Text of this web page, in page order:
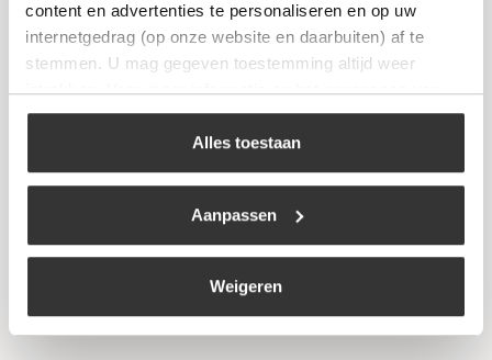
content en advertenties te personaliseren en op uw
internetgedrag (op onze website en daarbuiten) af te
stemmen. U mag gegeven toestemming altijd weer
intrekken. Voor meer informatie en het aanpassen van
uw keuze op onze website verwijzen wij u naar ons
Alles toestaan
Aanpassen
Weigeren
€58,99